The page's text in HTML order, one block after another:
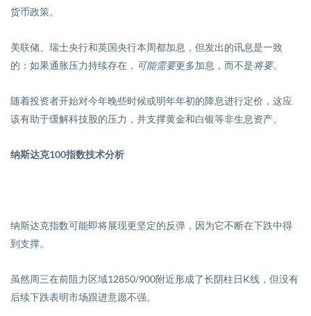
货币政策。
美联储、瑞士央行和英国央行本周都加息，但发出的讯息是一致
的：如果通胀压力持续存在， 可能需要更多加息 ， 而不是将要。
随着投资者开始对今年晚些时候或明年年初的降息进行定价，这应
该有助于缓解科技股的压力，并支撑黄金和白银等非生息资产。
纳斯达克100指数技术分析
纳斯达克指数可能即将展现更坚定的反弹，因为它不断在下跌中得
到支撑。
虽然周三在前阻力区域12850/900附近形成了长阴柱日K线，但没有
后续下跌表明市场跟进意愿不强。